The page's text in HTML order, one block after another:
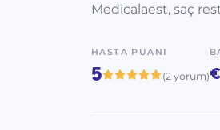
Medicalaest, saç
HASTA PUANI
5 (2 yorum)